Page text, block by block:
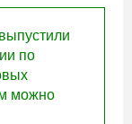
по
можно